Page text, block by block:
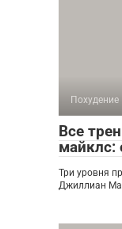
Похудение
Все
майклс:
Три уровня
Джиллиан